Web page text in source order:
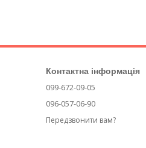
Контактна інформація
099-672-09-05
096-057-06-90
Передзвонити вам?